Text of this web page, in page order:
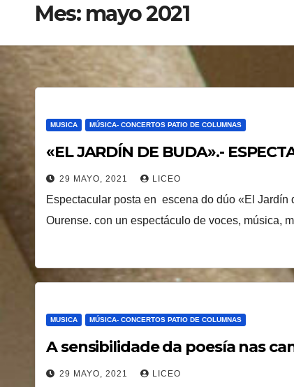
Mes: mayo 2021
MUSICA MÚSICA- CONCERTOS PATIO DE COLUMNAS
«EL JARDÍN DE BUDA».-
29 MAYO, 2021 LICEO
Espectacular posta en escena do dúo «El
Ourense. con un espectáculo de voces, música,
MUSICA MÚSICA- CONCERTOS PATIO DE COLUMNAS
A sensibilidade da poesía nas
29 MAYO, 2021 LICEO